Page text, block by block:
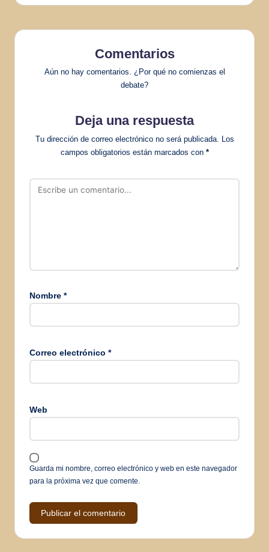
Comentarios
Aún no hay comentarios. ¿Por qué no comienzas el
debate?
Deja una respuesta
Tu dirección de correo electrónico no será publicada. Los
campos obligatorios están marcados con *
Nombre *
Correo electrónico *
Web
Guarda mi nombre, correo electrónico y web en este navegador
para la próxima vez que comente.